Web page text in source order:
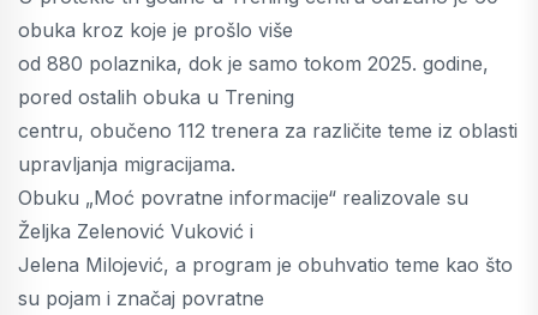
obuka kroz koje je prošlo više
od 880 polaznika, dok je samo tokom 2025. godine,
pored ostalih obuka u Trening
centru, obučeno 112 trenera za različite teme iz oblasti
upravljanja migracijama.
Obuku „Moć povratne informacije“ realizovale su
Željka Zelenović Vuković i
Jelena Milojević, a program je obuhvatio teme kao što
su pojam i značaj povratne